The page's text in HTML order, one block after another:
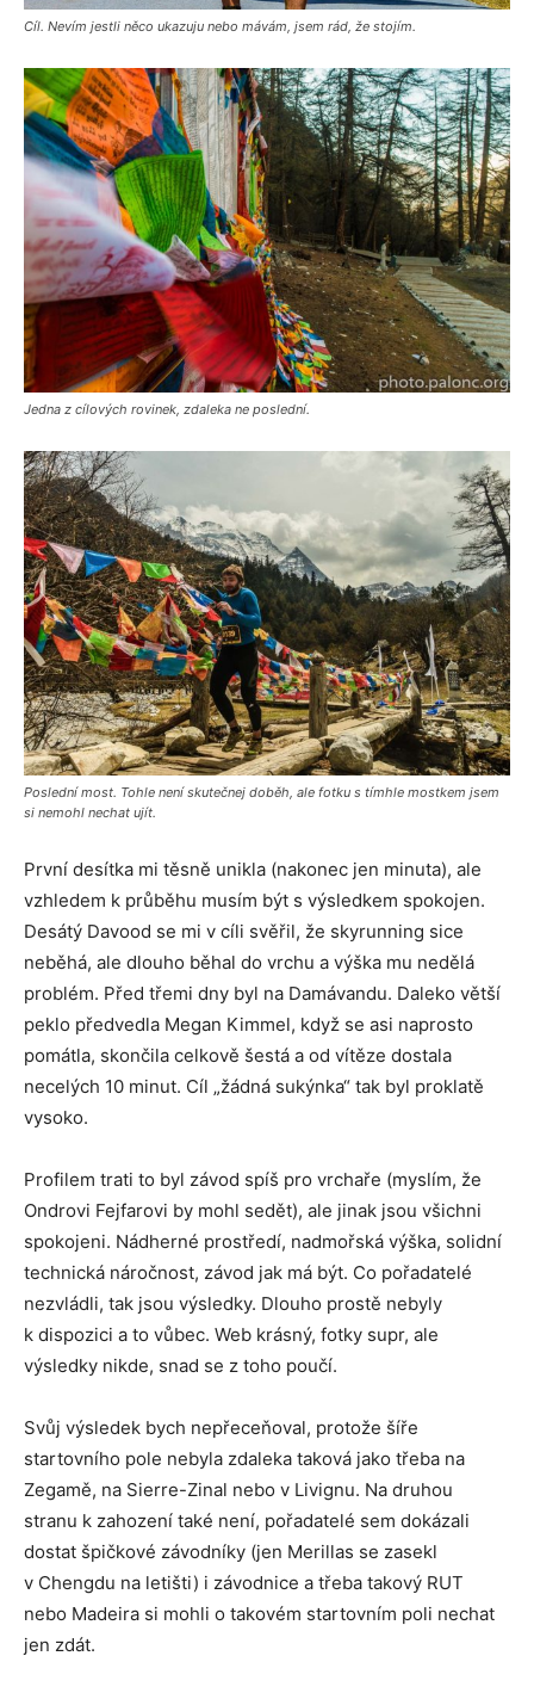
Cíl. Nevím jestli něco ukazuju nebo mávám, jsem rád, že stojím.
Jedna z cílových rovinek, zdaleka ne poslední.
Poslední most. Tohle není skutečnej doběh, ale fotku s tímhle mostkem jsem
si nemohl nechat ujít.
První desítka mi těsně unikla (nakonec jen minuta), ale
vzhledem k průběhu musím být s výsledkem spokojen.
Desátý Davood se mi v cíli svěřil, že skyrunning sice
neběhá, ale dlouho běhal do vrchu a výška mu nedělá
problém. Před třemi dny byl na Damávandu. Daleko větší
peklo předvedla Megan Kimmel, když se asi naprosto
pomátla, skončila celkově šestá a od vítěze dostala
necelých 10 minut. Cíl „žádná sukýnka“ tak byl proklatě
vysoko.
Profilem trati to byl závod spíš pro vrchaře (myslím, že
Ondrovi Fejfarovi by mohl sedět), ale jinak jsou všichni
spokojeni. Nádherné prostředí, nadmořská výška, solidní
technická náročnost, závod jak má být. Co pořadatelé
nezvládli, tak jsou výsledky. Dlouho prostě nebyly
k dispozici a to vůbec. Web krásný, fotky supr, ale
výsledky nikde, snad se z toho poučí.
Svůj výsledek bych nepřeceňoval, protože šíře
startovního pole nebyla zdaleka taková jako třeba na
Zegamě, na Sierre-Zinal nebo v Livignu. Na druhou
stranu k zahození také není, pořadatelé sem dokázali
dostat špičkové závodníky (jen Merillas se zasekl
v Chengdu na letišti) i závodnice a třeba takový RUT
nebo Madeira si mohli o takovém startovním poli nechat
jen zdát.